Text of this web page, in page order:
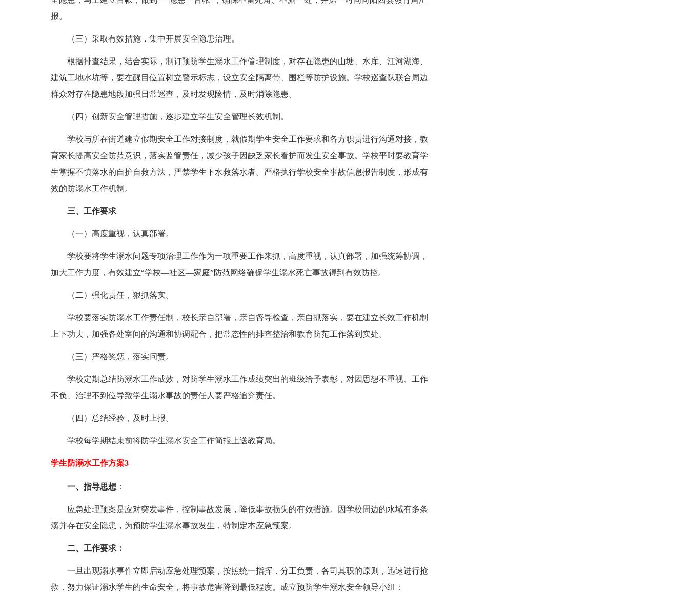
报。
（三）采取有效措施，集中开展安全隐患治理。
根据排查结果，结合实际，制订预防学生溺水工作管理制度，对存在隐患的山塘、水库、江河湖海、
建筑工地水坑等，要在醒目位置树立警示标志，设立安全隔离带、围栏等防护设施。学校巡查队联合周边
群众对存在隐患地段加强日常巡查，及时发现险情，及时消除隐患。
（四）创新安全管理措施，逐步建立学生安全管理长效机制。
学校与所在街道建立假期安全工作对接制度，就假期学生安全工作要求和各方职责进行沟通对接，教
育家长提高安全防范意识，落实监管责任，减少孩子因缺乏家长看护而发生安全事故。学校平时要教育学
生掌握不慎落水的自护自救方法，严禁学生下水救落水者。严格执行学校安全事故信息报告制度，形成有
效的防溺水工作机制。
三、工作要求
（一）高度重视，认真部署。
学校要将学生溺水问题专项治理工作作为一项重要工作来抓，高度重视，认真部署，加强统筹协调，
加大工作力度，有效建立“学校―社区―家庭”防范网络确保学生溺水死亡事故得到有效防控。
（二）强化责任，狠抓落实。
学校要落实防溺水工作责任制，校长亲自部署，亲自督导检查，亲自抓落实，要在建立长效工作机制
上下功夫，加强各处室间的沟通和协调配合，把常态性的排查整治和教育防范工作落到实处。
（三）严格奖惩，落实问责。
学校定期总结防溺水工作成效，对防学生溺水工作成绩突出的班级给予表彰，对因思想不重视、工作
不负、治理不到位导致学生溺水事故的责任人要严格追究责任。
（四）总结经验，及时上报。
学校每学期结束前将防学生溺水安全工作简报上送教育局。
学生防溺水工作方案3
一、指导思想 ：
应急处理预案是应对突发事件，控制事故发展，降低事故损失的有效措施。因学校周边的水域有多条
溪并存在安全隐患，为预防学生溺水事故发生，特制定本应急预案。
二、工作要求：
一旦出现溺水事件立即启动应急处理预案，按照统一指挥，分工负责，各司其职的原则，迅速进行抢
救，努力保证溺水学生的生命安全，将事故危害降到最低程度。成立预防学生溺水安全领导小组：